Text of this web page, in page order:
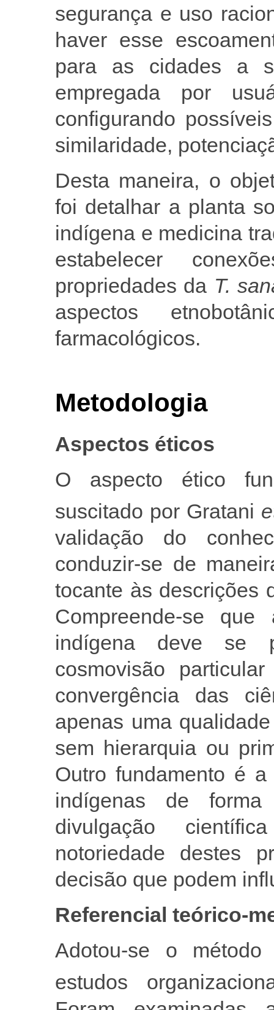
segurança e uso
haver esse
para as cidades a
empregada por
configurando
similaridade,
Desta maneira, o
foi detalhar a planta
indígena e medicina
estabelecer
propriedades da T.
aspectos
farmacológicos.
Metodologia
Aspectos éticos
O aspecto ético
suscitado por Gratani
validação do
conduzir-se de
tocante às descrições
Compreende-se
indígena deve se
cosmovisão
convergência das
apenas uma
sem hierarquia ou
Outro fundamento é
indígenas de
divulgação
notoriedade destes
decisão que podem
Referencial teórico-
Adotou-se o
estudos